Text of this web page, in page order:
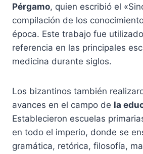
Pérgamo, quien escribió el
compilación de los
época. Este trabajo fue
referencia en las principales
medicina durante siglos.
Los bizantinos también
avances en el campo de la
Establecieron escuelas
en todo el imperio, donde se
gramática, retórica, filosofía,